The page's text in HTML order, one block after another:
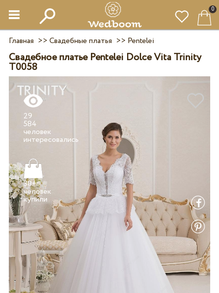
0
Главная >> Свадебные платья >> Pentelei
Свадебное платье Pentelei Dolce Vita Trinity
T0058
29
584
человек
30+
человек